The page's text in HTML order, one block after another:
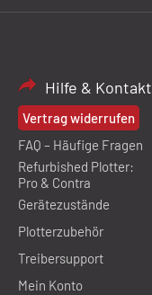
Hilfe & Kontakt
Vertrag widerrufen
FAQ – Häufige Fragen
Refurbished Plotter:
Pro & Contra
Gerätezustände
Plotterzubehör
Treibersupport
Mein Konto